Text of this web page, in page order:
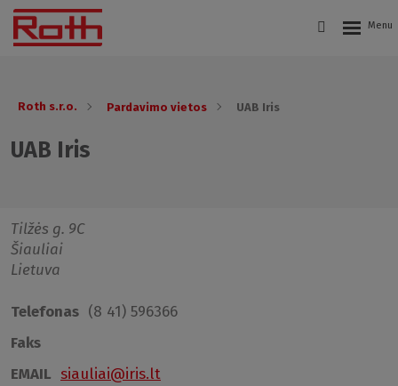
Roth s.r.o. Pardavimo vietos UAB Iris
UAB Iris
Tilžės g. 9C
Šiauliai
Lietuva
Telefonas (8 41) 596366
Faks
EMAIL siauliai@iris.lt